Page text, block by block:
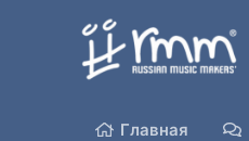
Главная